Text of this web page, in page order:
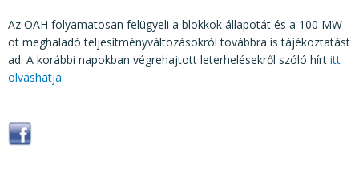
Az OAH folyamatosan felügyeli a blokkok állapotát és a 100 MW-
ot meghaladó teljesítményváltozásokról továbbra is tájékoztatást
ad. A korábbi napokban végrehajtott leterhelésekről szóló hírt itt
olvashatja.